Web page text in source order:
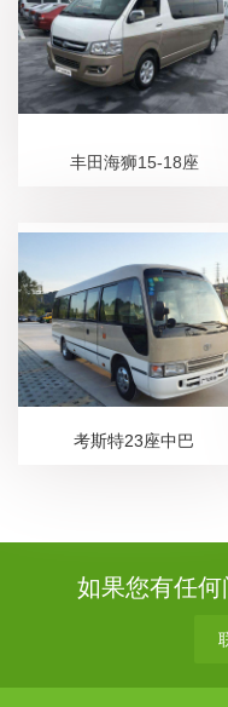
丰田海狮15-18座
考斯特23座中巴
如果您有任何